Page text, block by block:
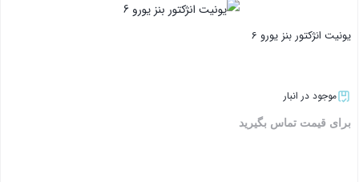
یونیت انژکتور بنز یورو 6
موجود در انبار
برای قیمت تماس بگیرید